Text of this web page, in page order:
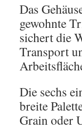
Das
gewohnte
sichert die
Transport
Die sechs
breite
Grain oder